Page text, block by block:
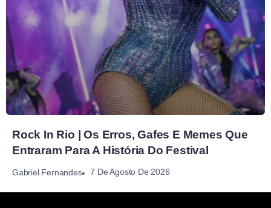
Rock In Rio | Os Erros, Gafes E Memes Que
Entraram Para A História Do Festival
Gabriel Fernandes 7 De Agosto De 2026